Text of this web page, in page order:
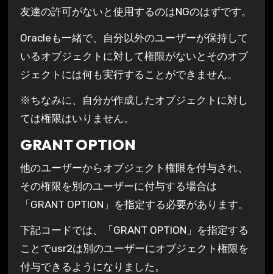
友達の許可がないと使用するのはNGのはずです。
Oracleも一緒で、自分以外のユーザーが保持して
いるオブジェクトに対して権限がないとそのオブ
ジェクトには何も実行することができません。
※ちなみに、自分が作成したオブジェクトに対し
ては権限はいりません。
GRANT OPTION
他のユーザーからオブジェクト権限を付与され、
その権限を別のユーザーに付与する場合は
「GRANT OPTION」を指定する必要があります。
下記コードでは、「GRANT OPTION」を指定する
ことでusr2は別のユーザーにオブジェクト権限を
付与できるようになりました。